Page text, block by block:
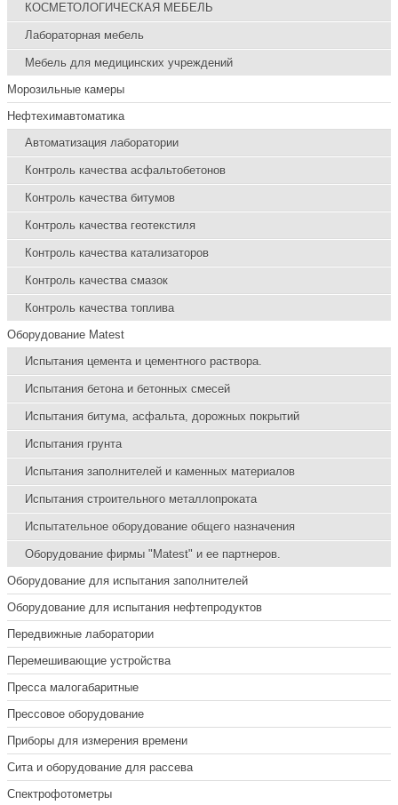
КОСМЕТОЛОГИЧЕСКАЯ МЕБЕЛЬ
Лабораторная мебель
Мебель для медицинских учреждений
Морозильные камеры
Нефтехимавтоматика
Автоматизация лаборатории
Контроль качества асфальтобетонов
Контроль качества битумов
Контроль качества геотекстиля
Контроль качества катализаторов
Контроль качества смазок
Контроль качества топлива
Оборудование Matest
Испытания цемента и цементного раствора.
Испытания бетона и бетонных смесей
Испытания битума, асфальта, дорожных покрытий
Испытания грунта
Испытания заполнителей и каменных материалов
Испытания строительного металлопроката
Испытательное оборудование общего назначения
Оборудование фирмы "Matest" и ее партнеров.
Оборудование для испытания заполнителей
Оборудование для испытания нефтепродуктов
Передвижные лаборатории
Перемешивающие устройства
Пресса малогабаритные
Прессовое оборудование
Приборы для измерения времени
Сита и оборудование для рассева
Спектрофотометры